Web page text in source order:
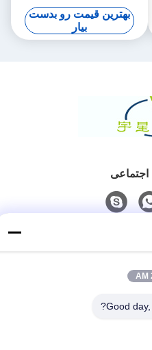
سفارشی
بهترین قیمت رو بدست
بیار
86-0510-87189500
Good